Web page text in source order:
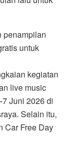
penampilan
untuk
kegiatan
live music
Juni 2026 di
Selain itu,
Car Free Day